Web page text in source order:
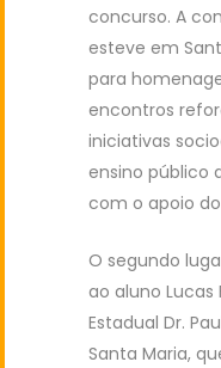
concurso. A
esteve em
para
encontros
iniciativas
ensino público
com o apoio do
O segundo
ao aluno Lucas
Estadual Dr.
Santa Maria,